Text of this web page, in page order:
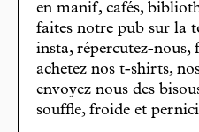
en manif, cafés,
faites notre pub sur la
insta, répercutez-nous,
achetez nos t-shirts,
envoyez nous des
souffle, froide et